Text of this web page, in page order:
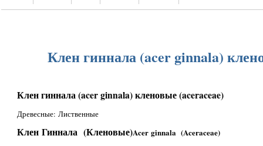
Клен гиннала (acer ginnala)
Клен гиннала (acer ginnala) кленовые (aceraceae)
Древесные: Лиственные
Клен Гиннала (Кленовые)Acer ginnala (Aceraceae)